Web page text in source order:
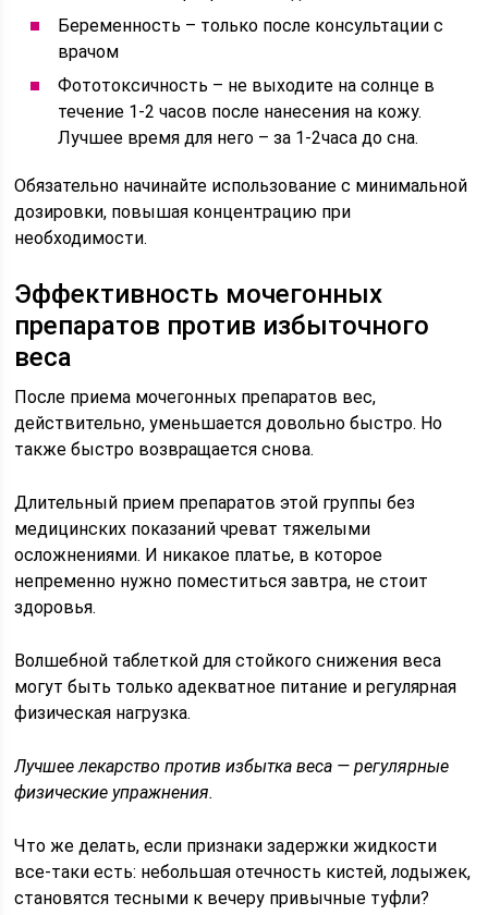
Беременность – только после консультации с
врачом
Фототоксичность – не выходите на солнце в
течение 1-2 часов после нанесения на кожу.
Лучшее время для него – за 1-2часа до сна.
Обязательно начинайте использование с минимальной
дозировки, повышая концентрацию при
необходимости.
Эффективность мочегонных
препаратов против избыточного
веса
После приема мочегонных препаратов вес,
действительно, уменьшается довольно быстро. Но
также быстро возвращается снова.
Длительный прием препаратов этой группы без
медицинских показаний чреват тяжелыми
осложнениями. И никакое платье, в которое
непременно нужно поместиться завтра, не стоит
здоровья.
Волшебной таблеткой для стойкого снижения веса
могут быть только адекватное питание и регулярная
физическая нагрузка.
Лучшее лекарство против избытка веса — регулярные
физические упражнения.
Что же делать, если признаки задержки жидкости
все-таки есть: небольшая отечность кистей, лодыжек,
становятся тесными к вечеру привычные туфли?